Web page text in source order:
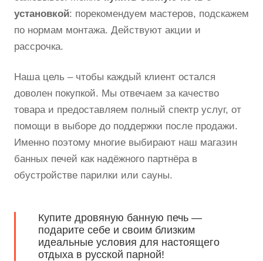
установкой: порекомендуем мастеров, подскажем
по нормам монтажа. Действуют акции и
рассрочка.
Наша цель – чтобы каждый клиент остался
доволен покупкой. Мы отвечаем за качество
товара и предоставляем полный спектр услуг, от
помощи в выборе до поддержки после продажи.
Именно поэтому многие выбирают наш магазин
банных печей как надёжного партнёра в
обустройстве парилки или сауны.
Купите дровяную банную печь —
подарите себе и своим близким
идеальные условия для настоящего
отдыха в русской парной!